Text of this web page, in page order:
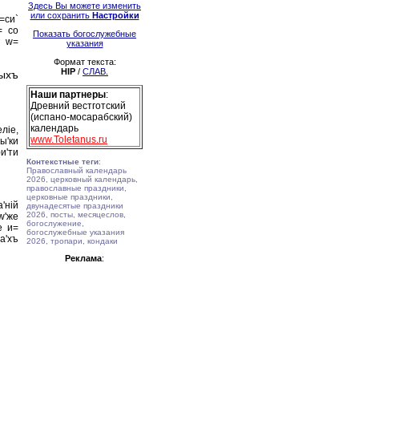
со
w=
и=
Здесь Вы можете изменить
или сохранить Настройки
Показать богослужебные
указания
Формат текста:
HIP / СЛАВ.
Наши партнеры:
Древний вестготский
(испано-мосарабский)
календарь
www.Toletanus.ru
Контекстные теги:
Православный календарь
2026, церковный календарь,
православные праздники,
церковные праздники,
двунадесятые праздники
2026, посты, месяцеслов,
богослужение,
богослужебные указания
2026, тропари, кондаки
Реклама: